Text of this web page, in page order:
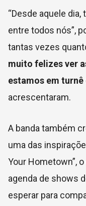
“Desde aquele
entre todos nós”,
tantas vezes
muito felizes ver
estamos em
acrescentaram.
A banda também
uma das
Your Hometown”,
agenda de shows
esperar para